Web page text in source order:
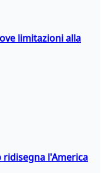
limitazioni alla
ridisegna l'America